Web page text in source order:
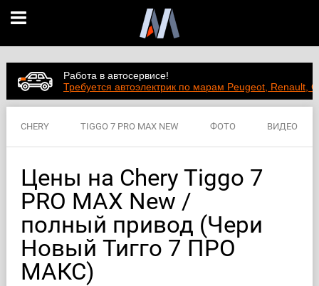
Работа в автосервисе!
Требуется автоэлектрик по марам Peugeot, Renault,
CHERY TIGGO 7 PRO MAX NEW ФОТО ВИДЕО
ХАРАКТЕРИСТИКИ
Цены на Chery Tiggo 7
PRO MAX New /
полный привод (Чери
Новый Тигго 7 ПРО
МАКС)